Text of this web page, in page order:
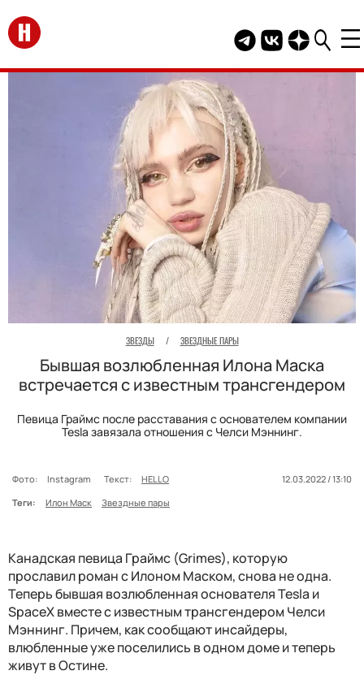
Перейти на главную
Telegram канал
Группа HELLO
Канал
ЗВЕЗДЫ / ЗВЕЗДНЫЕ ПАРЫ
Бывшая возлюбленная Илона Маска
встречается с известным трансгендером
Певица Граймс после расставания с основателем компании
Tesla завязала отношения с Челси Мэннинг.
Фото: Instagram Текст: HELLO
12.03.2022 / 13:10
Теги:
Илон Маск Звездные пары
Канадская певица Граймс (Grimes), которую
прославил роман с Илоном Маском, снова не одна.
Теперь бывшая возлюбленная основателя Tesla и
SpaceX вместе с известным трансгендером Челси
Мэннинг. Причем, как сообщают инсайдеры,
влюбленные уже поселились в одном доме и теперь
живут в Остине.